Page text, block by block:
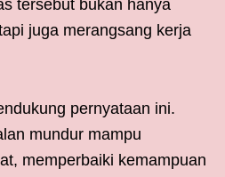
tersebut bukan hanya
juga merangsang kerja
pernyataan ini.
mundur mampu
memperbaiki kemampuan